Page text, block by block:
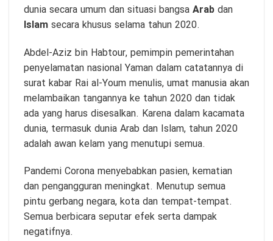
dunia secara umum dan situasi bangsa Arab dan
Islam secara khusus selama tahun 2020.
Abdel-Aziz bin Habtour, pemimpin pemerintahan
penyelamatan nasional Yaman dalam catatannya di
surat kabar Rai al-Youm menulis, umat manusia akan
melambaikan tangannya ke tahun 2020 dan tidak
ada yang harus disesalkan. Karena dalam kacamata
dunia, termasuk dunia Arab dan Islam, tahun 2020
adalah awan kelam yang menutupi semua.
Pandemi Corona menyebabkan pasien, kematian
dan pengangguran meningkat. Menutup semua
pintu gerbang negara, kota dan tempat-tempat.
Semua berbicara seputar efek serta dampak
negatifnya.